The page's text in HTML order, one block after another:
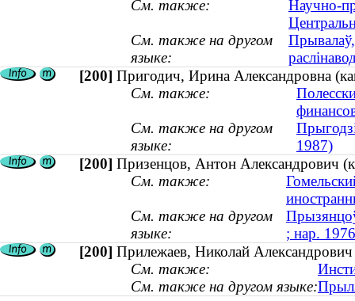
См. также:
Научно-
См. также на другом
языке:
Прывалаў,
[200] Пригодич, Ирина Александровна
См. также:
См. также на другом
языке:
1987)
[200] Призенцов, Антон Александрович
См. также:
См. также на другом
языке:
; нар.
[200] Прилежаев, Николай
См. также:
См. также на другом языке: